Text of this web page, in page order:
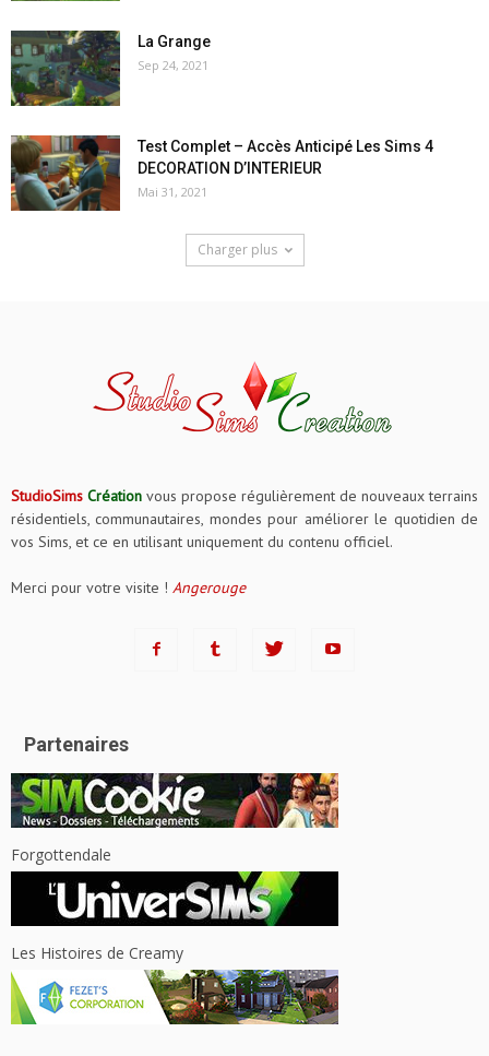
La Grange
Sep 24, 2021
Test Complet – Accès Anticipé Les Sims 4
DECORATION D’INTERIEUR
Mai 31, 2021
Charger plus
StudioSims Création vous propose régulièrement de nouveaux terrains
résidentiels, communautaires, mondes pour améliorer le quotidien de
vos Sims, et ce en utilisant uniquement du contenu officiel.
Merci pour votre visite ! Angerouge
Partenaires
Forgottendale
Les Histoires de Creamy